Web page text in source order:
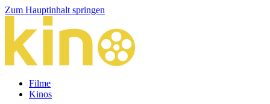
Zum Hauptinhalt springen
Filme
Kinos